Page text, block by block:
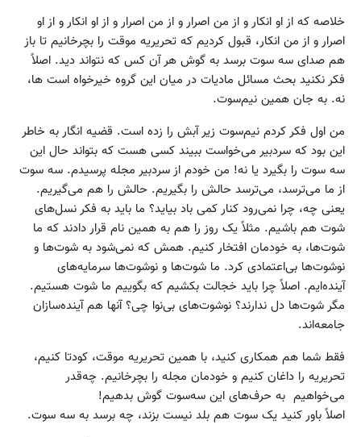
خلاصه که از او انکار و از من اصرار و از من اصرار و از او انکار و از او
اصرار و از من انکار، قبول کردیم که تحریریه موقت را بچرخانیم تا باز
هم صدای سه سوت برسد به گوش هر آن کس که نتواند دید. اصلاً
فکر نکنید بحث مسائل مادیات در میان این گروه خیرخواه است ها،
نه. به جان همین نیم‌سوت.
من اول فکر کردم نیم‌سوت زیر آبش را زده است. قضیه انگار به خاطر
این بود که سردبیر می‌خواست ببیند کسی هست که بتواند حال این
سه سوت را بگیرد یا نه! من خودم از سردبیر مجله پرسیدم. سه سوت
از ما می‌ترسد، می‌ترسد حالش را بگیریم. حالش را هم می‌گیریم.
یعنی چه، چرا نمی‌رود کنار کمی باد بیاید؟ ما باید به فکر نسل‌های
شوت هم باشیم. مثلاً یک روز را هم به همین نام قرار دادند که ما
شوت‌ها، به خودمان افتخار کنیم. همش که نمی‌شود به شوت‌ها و
نوشوت‌ها بی‌اعتمادی کرد. ما شوت‌ها و نوشوت‌ها سرمایه‌های
آینده‌ایم. اصلاً چرا باید خجالت بکشیم که بگوییم ما شوت هستیم.
مگر شوت‌ها دل ندارند؟ نوشوت‌های بی‌نوا چی؟ آنها هم آینده‌سازان
جامعه‌اند.
فقط شما هم همکاری کنید، با همین تحریریه موقت، کودتا کنیم،
تحریریه را داغان کنیم و خودمان مجله را بچرخانیم. چه‌قدر
می‌خواهیم به حرف‌های این سه‌سوت گوش بدهیم!
اصلاً باور کنید یک سوت هم بلد نیست بزند، چه برسد به سه سوت.